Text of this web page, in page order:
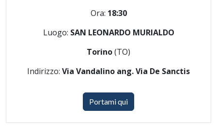
Ora: 18:30
Luogo: SAN LEONARDO MURIALDO
Torino(TO)
Indirizzo: Via Vandalino ang. Via De Sanctis
Portami qui